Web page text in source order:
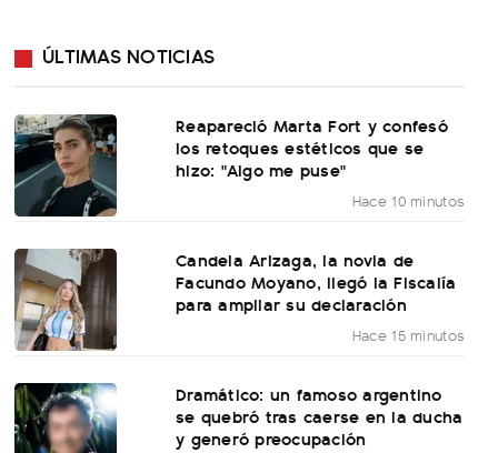
ÚLTIMAS NOTICIAS
Reapareció Marta Fort y confesó
los retoques estéticos que se
hizo: "Algo me puse"
Hace 10 minutos
Candela Arizaga, la novia de
Facundo Moyano, llegó la Fiscalía
para ampliar su declaración
Hace 15 minutos
Dramático: un famoso argentino
se quebró tras caerse en la ducha
y generó preocupación